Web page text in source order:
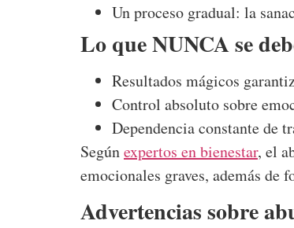
Un proceso gradual: la
Lo que NUNCA se
Resultados mágicos
Control absoluto sobre
Dependencia constante de
Segúnexpertos en bienestar, el
emocionales graves, además de
Advertencias sobre